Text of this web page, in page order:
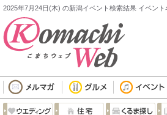
2025年7月24日(木) の新潟イベント検索結果 イベン